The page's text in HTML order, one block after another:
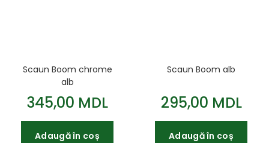
Scaun Boom chrome
alb
345,00 MDL
Adaugă în coș
Scaun Boom alb
295,00 MDL
Adaugă în coș